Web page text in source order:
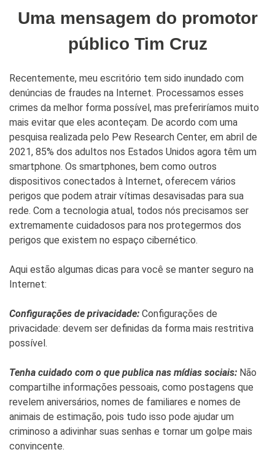
Uma mensagem do promotor
público Tim Cruz
Recentemente, meu escritório tem sido inundado com
denúncias de fraudes na Internet. Processamos esses
crimes da melhor forma possível, mas preferiríamos muito
mais evitar que eles aconteçam. De acordo com uma
pesquisa realizada pelo Pew Research Center, em abril de
2021, 85% dos adultos nos Estados Unidos agora têm um
smartphone. Os smartphones, bem como outros
dispositivos conectados à Internet, oferecem vários
perigos que podem atrair vítimas desavisadas para sua
rede. Com a tecnologia atual, todos nós precisamos ser
extremamente cuidadosos para nos protegermos dos
perigos que existem no espaço cibernético.
Aqui estão algumas dicas para você se manter seguro na
Internet:
Configurações de privacidade: Configurações de
privacidade: devem ser definidas da forma mais restritiva
possível.
Tenha cuidado com o que publica nas mídias sociais: Não
compartilhe informações pessoais, como postagens que
revelem aniversários, nomes de familiares e nomes de
animais de estimação, pois tudo isso pode ajudar um
criminoso a adivinhar suas senhas e tornar um golpe mais
convincente.